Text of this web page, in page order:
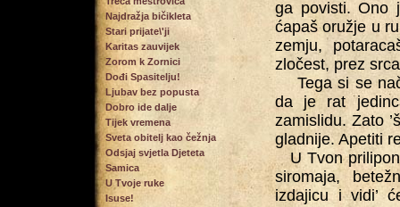
Najdražja bičikleta
Stari prijate\'ji
Karitas zauvijek
Zorom k Zornici
Dođi Spasitelju!
Ljubav bez popusta
Dobro ide dalje
Tijek vremena
Sveta obitelj kao čežnja
Odsjaj svjetla Djeteta
Samica
U Tvoje ruke
Isuse!
ga povisti. Ono
ćapaš oružje u
zemju,
zločest, prez
Tega si se
da je rat
zamislidu. Zato
gladnije. Apetiti
U Tvon prilipon
siromaja,
izdajicu i vidi’